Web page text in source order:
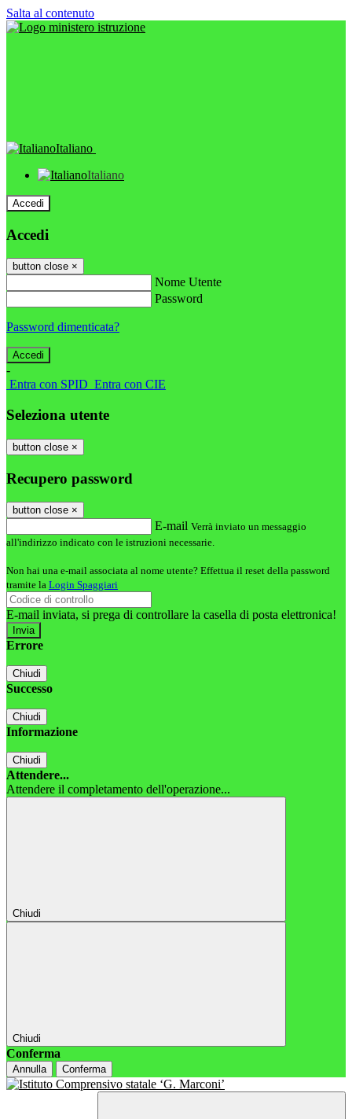
Salta al contenuto
Italiano
Italiano
Accedi
Accedi
button close ×
Nome Utente
Password
Password dimenticata?
-
Entra con SPID Entra con CIE
Seleziona utente
button close ×
Recupero password
button close ×
E-mail Verrà inviato un messaggio
all'indirizzo indicato con le istruzioni necessarie.
Non hai una e-mail associata al nome utente? Effettua il reset della password
tramite la Login Spaggiari
E-mail inviata, si prega di controllare la casella di posta elettronica!
Errore
Chiudi
Successo
Chiudi
Informazione
Chiudi
Attendere...
Attendere il completamento dell'operazione...
Chiudi
Chiudi
Conferma
Annulla Conferma